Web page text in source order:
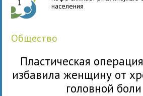
населения
общество
Пластическая
избавила женщину от
головной боли